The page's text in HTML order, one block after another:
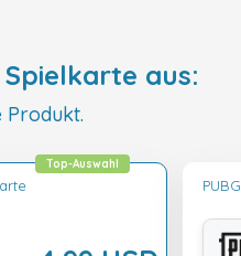
aus:
Produkt.
Top-Auswahl